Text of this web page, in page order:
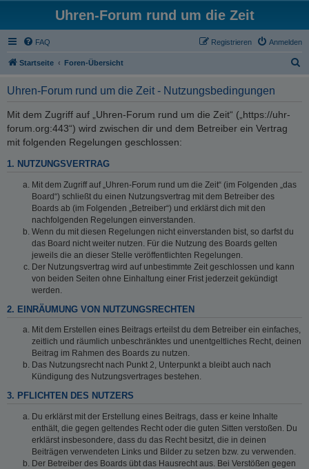
Uhren-Forum rund um die Zeit
FAQ Anmelden
Registrieren
Startseite Foren-Übersicht
Uhren-Forum rund um die Zeit - Nutzungsbedingungen
Mit dem Zugriff auf „Uhren-Forum rund um die Zeit“ („https://uhr-
forum.org:443“) wird zwischen dir und dem Betreiber ein Vertrag
mit folgenden Regelungen geschlossen:
1. NUTZUNGSVERTRAG
Mit dem Zugriff auf „Uhren-Forum rund um die Zeit“ (im Folgenden „das
Board“) schließt du einen Nutzungsvertrag mit dem Betreiber des
Boards ab (im Folgenden „Betreiber“) und erklärst dich mit den
nachfolgenden Regelungen einverstanden.
Wenn du mit diesen Regelungen nicht einverstanden bist, so darfst du
das Board nicht weiter nutzen. Für die Nutzung des Boards gelten
jeweils die an dieser Stelle veröffentlichten Regelungen.
Der Nutzungsvertrag wird auf unbestimmte Zeit geschlossen und kann
von beiden Seiten ohne Einhaltung einer Frist jederzeit gekündigt
werden.
2. EINRÄUMUNG VON NUTZUNGSRECHTEN
Mit dem Erstellen eines Beitrags erteilst du dem Betreiber ein einfaches,
zeitlich und räumlich unbeschränktes und unentgeltliches Recht, deinen
Beitrag im Rahmen des Boards zu nutzen.
Das Nutzungsrecht nach Punkt 2, Unterpunkt a bleibt auch nach
Kündigung des Nutzungsvertrages bestehen.
3. PFLICHTEN DES NUTZERS
Du erklärst mit der Erstellung eines Beitrags, dass er keine Inhalte
enthält, die gegen geltendes Recht oder die guten Sitten verstoßen. Du
erklärst insbesondere, dass du das Recht besitzt, die in deinen
Beiträgen verwendeten Links und Bilder zu setzen bzw. zu verwenden.
Der Betreiber des Boards übt das Hausrecht aus. Bei Verstößen gegen